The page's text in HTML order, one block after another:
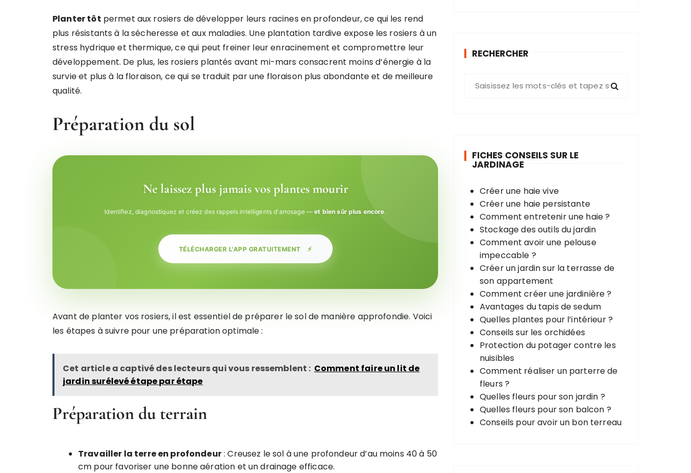
Planter tôt permet aux rosiers de développer leurs racines en profondeur, ce qui les rend
plus résistants à la sécheresse et aux maladies. Une plantation tardive expose les rosiers à un
stress hydrique et thermique, ce qui peut freiner leur enracinement et compromettre leur
développement. De plus, les rosiers plantés avant mi-mars consacrent moins d’énergie à la
survie et plus à la floraison, ce qui se traduit par une floraison plus abondante et de meilleure
qualité.
Préparation du sol
Ne laissez plus jamais vos plantes mourir
Identifiez, diagnostiquez et créez des rappels intelligents d'arrosage —et bien sûr plus encore.
TÉLÉCHARGER L'APP GRATUITEMENT ⚡
Avant de planter vos rosiers, il est essentiel de préparer le sol de manière approfondie. Voici
les étapes à suivre pour une préparation optimale :
Cet article a captivé des lecteurs qui vous ressemblent : Comment faire un lit de
jardin surélevé étape par étape
Préparation du terrain
Travailler la terre en profondeur: Creusez le sol à une profondeur d’au moins 40 à 50
cm pour favoriser une bonne aération et un drainage efficace.
RECHERCHER
FICHES CONSEILS SUR LE
JARDINAGE
Créer une haie vive
Créer une haie persistante
Comment entretenir une haie ?
Stockage des outils du jardin
Comment avoir une pelouse
impeccable ?
Créer un jardin sur la terrasse de
son appartement
Comment créer une jardinière ?
Avantages du tapis de sedum
Quelles plantes pour l’intérieur ?
Conseils sur les orchidées
Protection du potager contre les
nuisibles
Comment réaliser un parterre de
fleurs ?
Quelles fleurs pour son jardin ?
Quelles fleurs pour son balcon ?
Conseils pour avoir un bon terreau